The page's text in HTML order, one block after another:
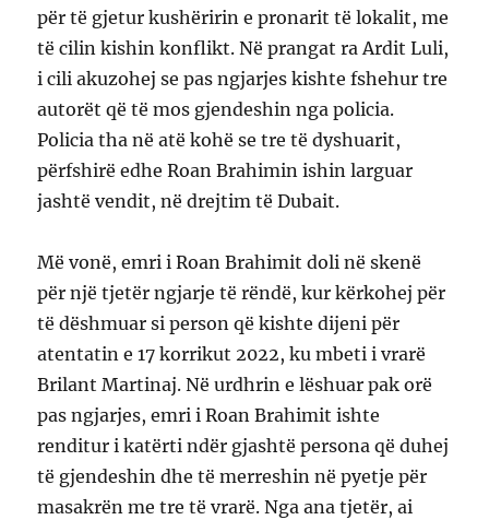
për të gjetur kushëririn e pronarit të lokalit, me
të cilin kishin konflikt. Në prangat ra Ardit Luli,
i cili akuzohej se pas ngjarjes kishte fshehur tre
autorët që të mos gjendeshin nga policia.
Policia tha në atë kohë se tre të dyshuarit,
përfshirë edhe Roan Brahimin ishin larguar
jashtë vendit, në drejtim të Dubait.
Më vonë, emri i Roan Brahimit doli në skenë
për një tjetër ngjarje të rëndë, kur kërkohej për
të dëshmuar si person që kishte dijeni për
atentatin e 17 korrikut 2022, ku mbeti i vrarë
Brilant Martinaj. Në urdhrin e lëshuar pak orë
pas ngjarjes, emri i Roan Brahimit ishte
renditur i katërti ndër gjashtë persona që duhej
të gjendeshin dhe të merreshin në pyetje për
masakrën me tre të vrarë. Nga ana tjetër, ai